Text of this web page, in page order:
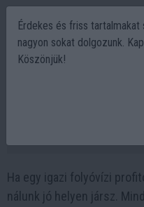
Ha egy igazi folyóvízi
nálunk jó helyen jársz.
Érdekes és friss
nagyon sokat dolgozunk.
Köszönjük!